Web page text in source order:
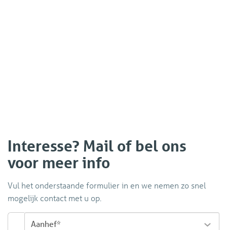
Interesse? Mail of bel ons
voor meer info
Vul het onderstaande formulier in en we nemen zo snel
mogelijk contact met u op.
Aanhef*